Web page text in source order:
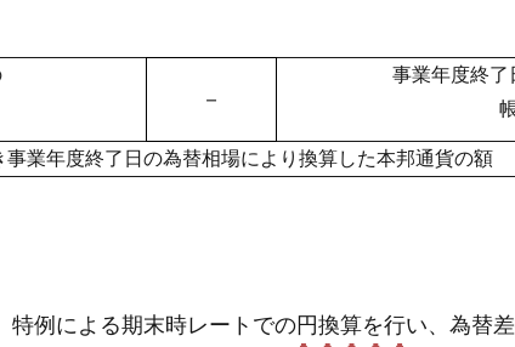
－
事業年度終了
業年度終了日の為替相場により換算した本邦通貨の額
例による期末時レートでの円換算を行い、為替